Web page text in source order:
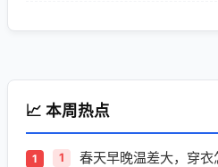
📈 本周热点
1 春天早晚温差大，穿衣